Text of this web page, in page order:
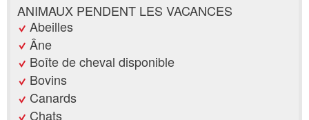
ANIMAUX PENDENT LES VACANCES
Abeilles
Âne
Boîte de cheval disponible
Bovins
Canards
Chats